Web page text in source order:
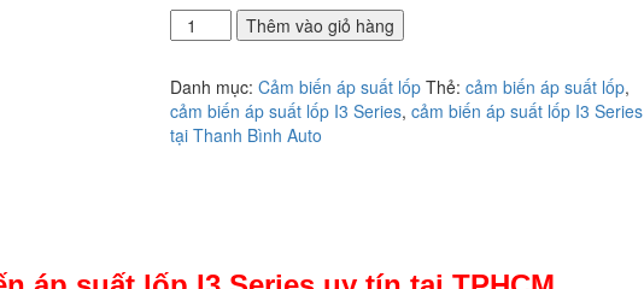
Địa
chỉ
cảm
biến
áp
Thêm vào giỏ hàng
Danh mục: Cảm biến áp suất lốp Thẻ: cảm biến áp suất lốp,
cảm biến áp suất lốp I3 Series, cảm biến áp suất lốp I3 Series
tại Thanh Bình Auto